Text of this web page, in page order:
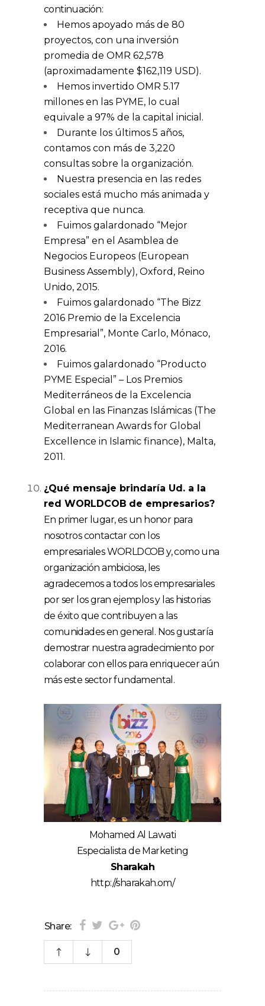
continuación:
Hemos apoyado más de 80
proyectos, con una inversión
promedia de OMR 62,578
(aproximadamente $162,119 USD).
Hemos invertido OMR 5.17
millones en las PYME, lo cual
equivale a 97% de la capital inicial.
Durante los últimos 5 años,
contamos con más de 3,220
consultas sobre la organización.
Nuestra presencia en las redes
sociales está mucho más animada y
receptiva que nunca.
Fuimos galardonado “Mejor
Empresa” en el Asamblea de
Negocios Europeos (European
Business Assembly), Oxford, Reino
Unido, 2015.
Fuimos galardonado “The Bizz
2016 Premio de la Excelencia
Empresarial”, Monte Carlo, Mónaco,
2016.
Fuimos galardonado “Producto
PYME Especial” – Los Premios
Mediterráneos de la Excelencia
Global en las Finanzas Islámicas (The
Mediterranean Awards for Global
Excellence in Islamic finance), Malta,
2011.
¿Qué mensaje brindaría Ud. a la
red WORLDCOB de empresarios?
En primer lugar, es un honor para
nosotros contactar con los
empresariales WORLDCOB y, como una
organización ambiciosa, les
agradecemos a todos los empresariales
por ser los gran ejemplos y las historias
de éxito que contribuyen a las
comunidades en general. Nos gustaría
demostrar nuestra agradecimiento por
colaborar con ellos para enriquecer aún
más este sector fundamental.
Mohamed Al Lawati
Especialista de Marketing
Sharakah
http://sharakah.om/
Share:
0